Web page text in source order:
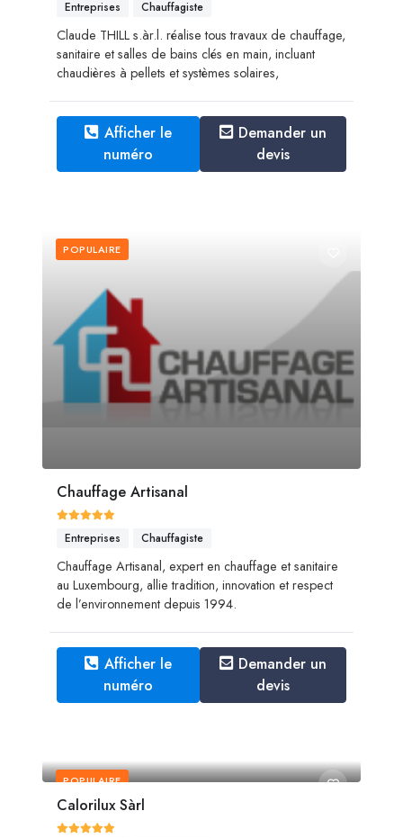
Entreprises Chauffagiste
Claude THILL s.àr.l. réalise tous travaux de chauffage,
sanitaire et salles de bains clés en main, incluant
chaudières à pellets et systèmes solaires,
Afficher le
numéro
Demander un
devis
POPULAIRE
Chauffage Artisanal
Entreprises Chauffagiste
Chauffage Artisanal, expert en chauffage et sanitaire
au Luxembourg, allie tradition, innovation et respect
de l’environnement depuis 1994.
Afficher le
numéro
Demander un
devis
POPULAIRE
Calorilux Sàrl